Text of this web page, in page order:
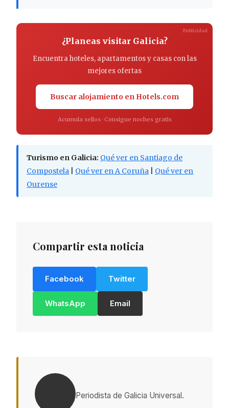
¿Planeas visitar Galicia?
Encuentra hoteles, apartamentos y casas con las
mejores ofertas
Buscar alojamiento en Hotels.com
Acumula sellos · Consigue noches gratis
Publicidad
Turismo en Galicia: Qué ver en Santiago de
Compostela
Qué ver en A Coruña
Qué ver en
Ourense
Compartir esta noticia
Facebook Twitter
WhatsApp Email
Periodista de Galicia Universal.